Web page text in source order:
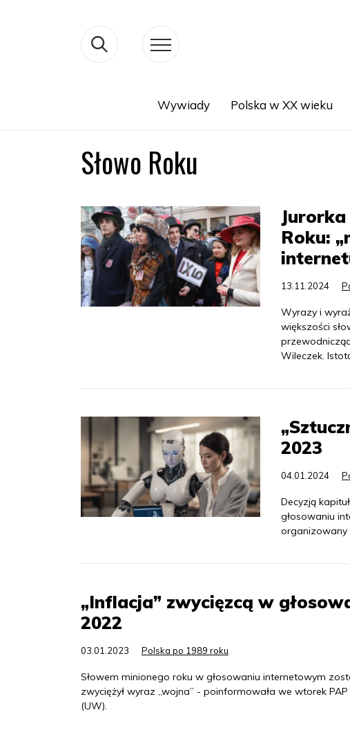
Wywiady Polska w XX wieku
Słowo Roku
Roku:
13.11.2024
Wyrazy i
większości
Wileczek.
2023
04.01.2024
Decyzją
głosowaniu
organizowany
„Inflacja” zwycięzcą w
2022
03.01.2023 Polska po 1989 roku
Słowem minionego roku w głosowaniu internetowym
zwyciężył wyraz „wojna” - poinformowała we wtorek
(UW).